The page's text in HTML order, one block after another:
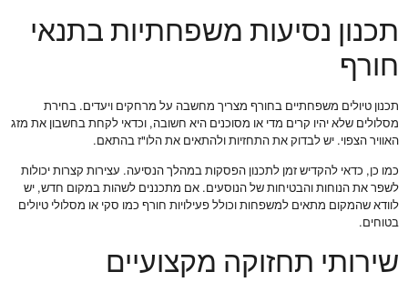
תכנון נסיעות משפחתיות בתנאי
חורף
תכנון טיולים משפחתיים בחורף מצריך מחשבה על מרחקים ויעדים. בחירת
מסלולים שלא יהיו קרים מדי או מסוכנים היא חשובה, וכדאי לקחת בחשבון את מזג
האוויר הצפוי. יש לבדוק את התחזיות ולהתאים את הלו"ז בהתאם.
כמו כן, כדאי להקדיש זמן לתכנון הפסקות במהלך הנסיעה. עצירות קצרות יכולות
לשפר את הנוחות והבטיחות של הנוסעים. אם מתכננים לשהות במקום חדש, יש
לוודא שהמקום מתאים למשפחות וכולל פעילויות חורף כמו סקי או מסלולי טיולים
בטוחים.
שירותי תחזוקה מקצועיים